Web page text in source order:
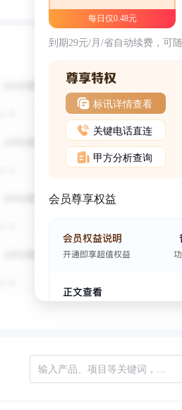
每日仅0.48元
到期29元/月/省自动续费，可随
标讯详情查看
关键电话直连
甲方分析查询
会员尊享权益